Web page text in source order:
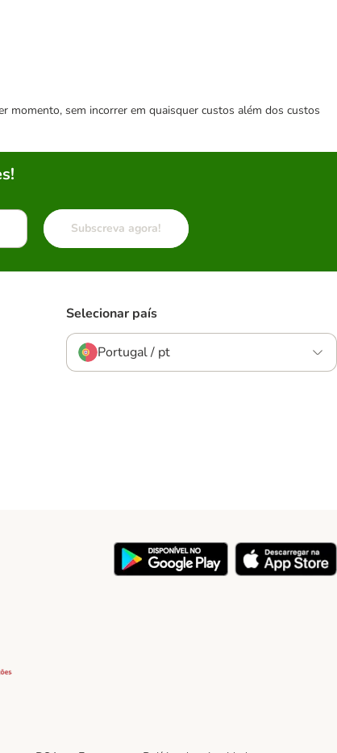
momento, sem incorrer em quaisquer custos além dos custos
Subscreva agora!
Selecionar país
Portugal / pt